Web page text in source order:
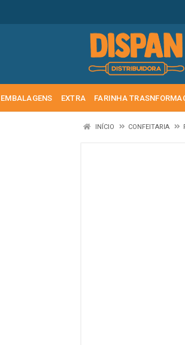
EMBALAGENS EXTRA FARINHA
INÍCIO CONFEITARIA